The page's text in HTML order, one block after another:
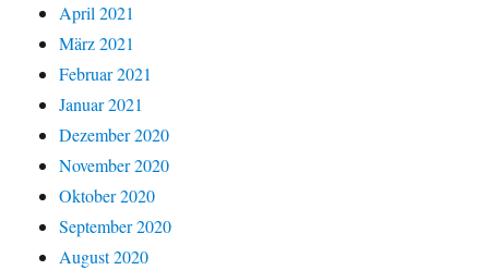
April 2021
März 2021
Februar 2021
Januar 2021
Dezember 2020
November 2020
Oktober 2020
September 2020
August 2020